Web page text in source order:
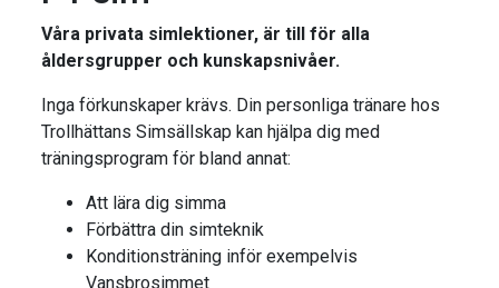
Våra privata simlektioner, är till för alla
åldersgrupper och kunskapsnivåer.
Inga förkunskaper krävs. Din personliga tränare hos
Trollhättans Simsällskap kan hjälpa dig med
träningsprogram för bland annat:
Att lära dig simma
Förbättra din simteknik
Konditionsträning inför exempelvis
Vansbrosimmet